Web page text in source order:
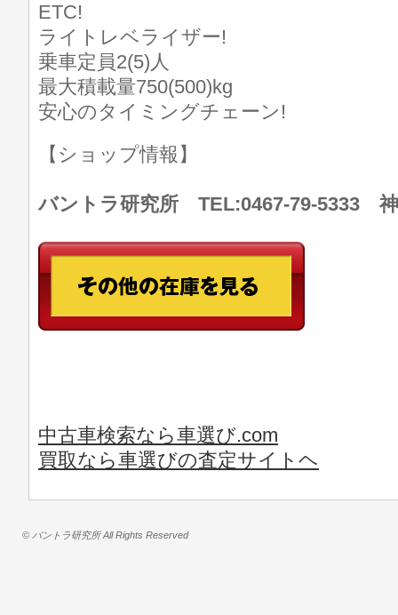
ETC!
ライトレベライザー!
乗車定員2(5)人
最大積載量750(500)kg
安心のタイミングチェーン!
【ショップ情報】
バントラ研究所 TEL:0467-79-5333 神
中古車検索なら車選び.com
買取なら車選びの査定サイトヘ
© バントラ研究所 All Rights Reserved